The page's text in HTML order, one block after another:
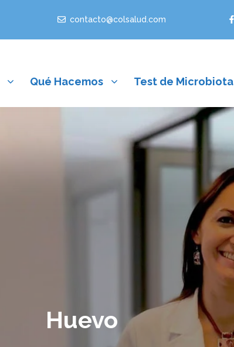
contacto@colsalud.com
Qué Hacemos Test de Microbiota
Huevo